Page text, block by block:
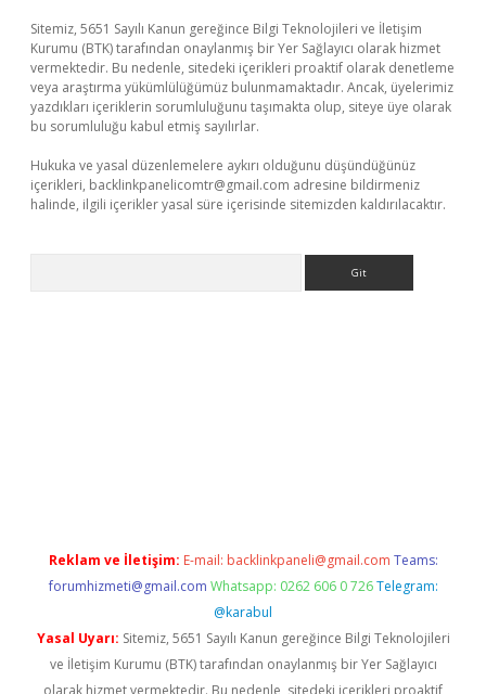
Sitemiz, 5651 Sayılı Kanun gereğince Bilgi Teknolojileri ve İletişim
Kurumu (BTK) tarafından onaylanmış bir Yer Sağlayıcı olarak hizmet
vermektedir. Bu nedenle, sitedeki içerikleri proaktif olarak denetleme
veya araştırma yükümlülüğümüz bulunmamaktadır. Ancak, üyelerimiz
yazdıkları içeriklerin sorumluluğunu taşımakta olup, siteye üye olarak
bu sorumluluğu kabul etmiş sayılırlar.
Hukuka ve yasal düzenlemelere aykırı olduğunu düşündüğünüz
içerikleri, backlinkpanelicomtr@gmail.com adresine bildirmeniz
halinde, ilgili içerikler yasal süre içerisinde sitemizden kaldırılacaktır.
Reklam ve İletişim: E-mail: backlinkpaneli@gmail.com Teams:
forumhizmeti@gmail.com Whatsapp: 0262 606 0 726 Telegram:
@karabul
Yasal Uyarı: Sitemiz, 5651 Sayılı Kanun gereğince Bilgi Teknolojileri
ve İletişim Kurumu (BTK) tarafından onaylanmış bir Yer Sağlayıcı
olarak hizmet vermektedir. Bu nedenle, sitedeki içerikleri proaktif